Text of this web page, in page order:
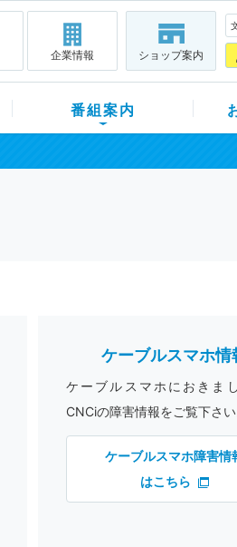
企業情報 ショップ案内
番組案内
ケーブルスマホ情
ケーブルスマホにおきまし
CNCiの障害情報をご覧下さい
ケーブルスマホ障害情
はこちら